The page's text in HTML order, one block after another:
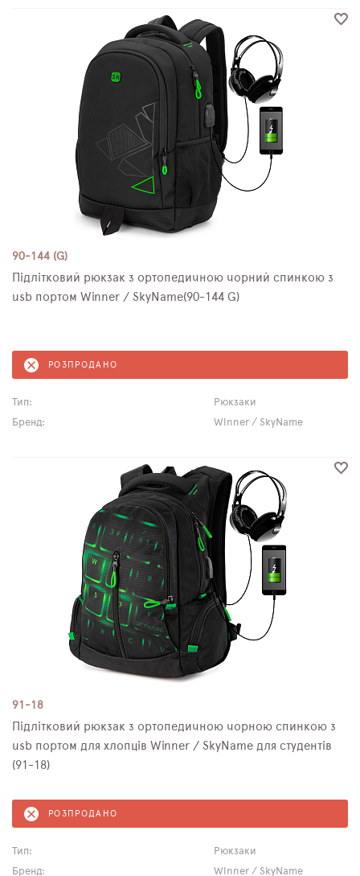
90-144 (G)
Підлітковий рюкзак з ортопедичною чорний спинкою з
usb портом Winner / SkyName(90-144 G)
РОЗПРОДАНО
Тип:
Рюкзаки
Бренд:
Winner / SkyName
91-18
Підлітковий рюкзак з ортопедичною чорною спинкою з
usb портом для хлопців Winner / SkyName для студентів
(91-18)
РОЗПРОДАНО
Тип:
Рюкзаки
Бренд:
Winner / SkyName